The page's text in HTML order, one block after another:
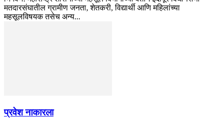
मतदारसंघातील ग्रामीण जनता, शेतकरी, विद्यार्थी आणि महिलांच्या
महसूलविषयक तसेच अन्य...
प्रवेश नाकारला